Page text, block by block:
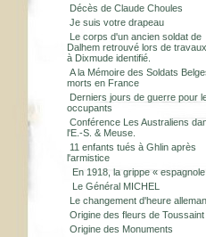
Décès de Claude Choules
Je suis votre drapeau
Le corps d'un ancien soldat de
Dalhem retrouvé lors de travaux
à Dixmude identifié.
A la Mémoire des Soldats
morts en France
Derniers jours de guerre pour
occupants
Conférence Les Australiens
l'E.-S. & Meuse.
11 enfants tués à Ghlin après
l'armistice
En 1918, la grippe «
Le Général MICHEL
Le changement d'heure
Origine des fleurs de Toussaint
Origine des Monuments